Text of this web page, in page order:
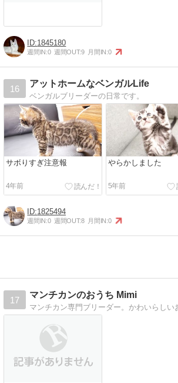
1845180
週間IN:0 週間OUT:9 月間IN:0
16
アットホームなベンガルLife
ベンガルブリーダーの日常です。
サボりすぎ注意報
4年前
やらかしました
5年前
1825494
週間IN:0 週間OUT:8 月間IN:0
17
マンチカンのおうち Mimi